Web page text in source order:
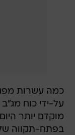
כמה עשרות
על-ידי כוח
מוקדם יותר
בפתח-תקווה